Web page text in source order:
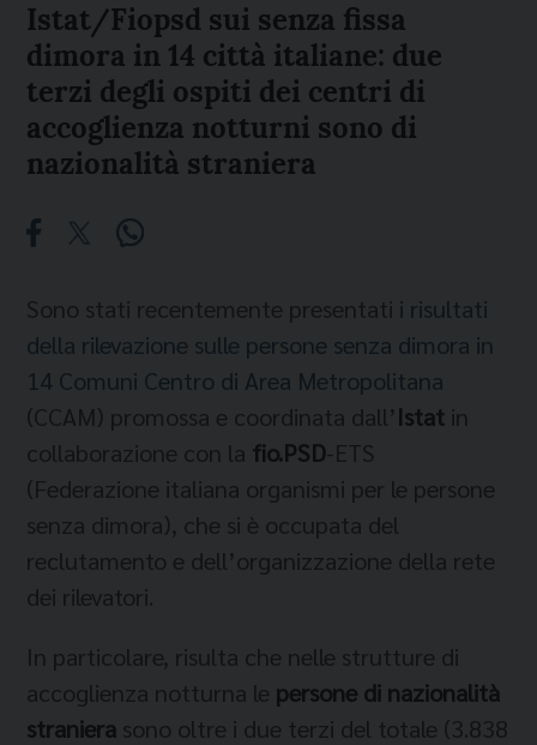
Istat/Fiopsd sui senza fissa
dimora in 14 città italiane: due
terzi degli ospiti dei centri di
accoglienza notturni sono di
nazionalità straniera
Sono stati recentemente presentati i risultati
della rilevazione sulle persone senza dimora in
14 Comuni Centro di Area Metropolitana
(CCAM) promossa e coordinata dall’Istat in
collaborazione con la fio.PSD-ETS
(Federazione italiana organismi per le persone
senza dimora), che si è occupata del
reclutamento e dell’organizzazione della rete
dei rilevatori.
In particolare, risulta che nelle strutture di
accoglienza notturna le persone di nazionalità
straniera sono oltre i due terzi del totale (3.838